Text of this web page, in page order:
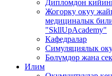
Дипломдон
Жогорку окуу
медициналык
"SkllUpAcademy"
Кафедралар
Симуляциялык
Бөлүмдөр жана
Илим